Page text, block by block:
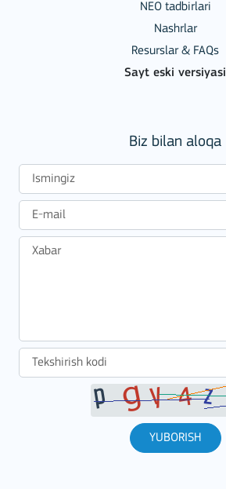
NEO tadbirlari
Nashrlar
Resurslar & FAQs
Sayt eski versiyasi
Biz bilan aloqa
YUBORISH